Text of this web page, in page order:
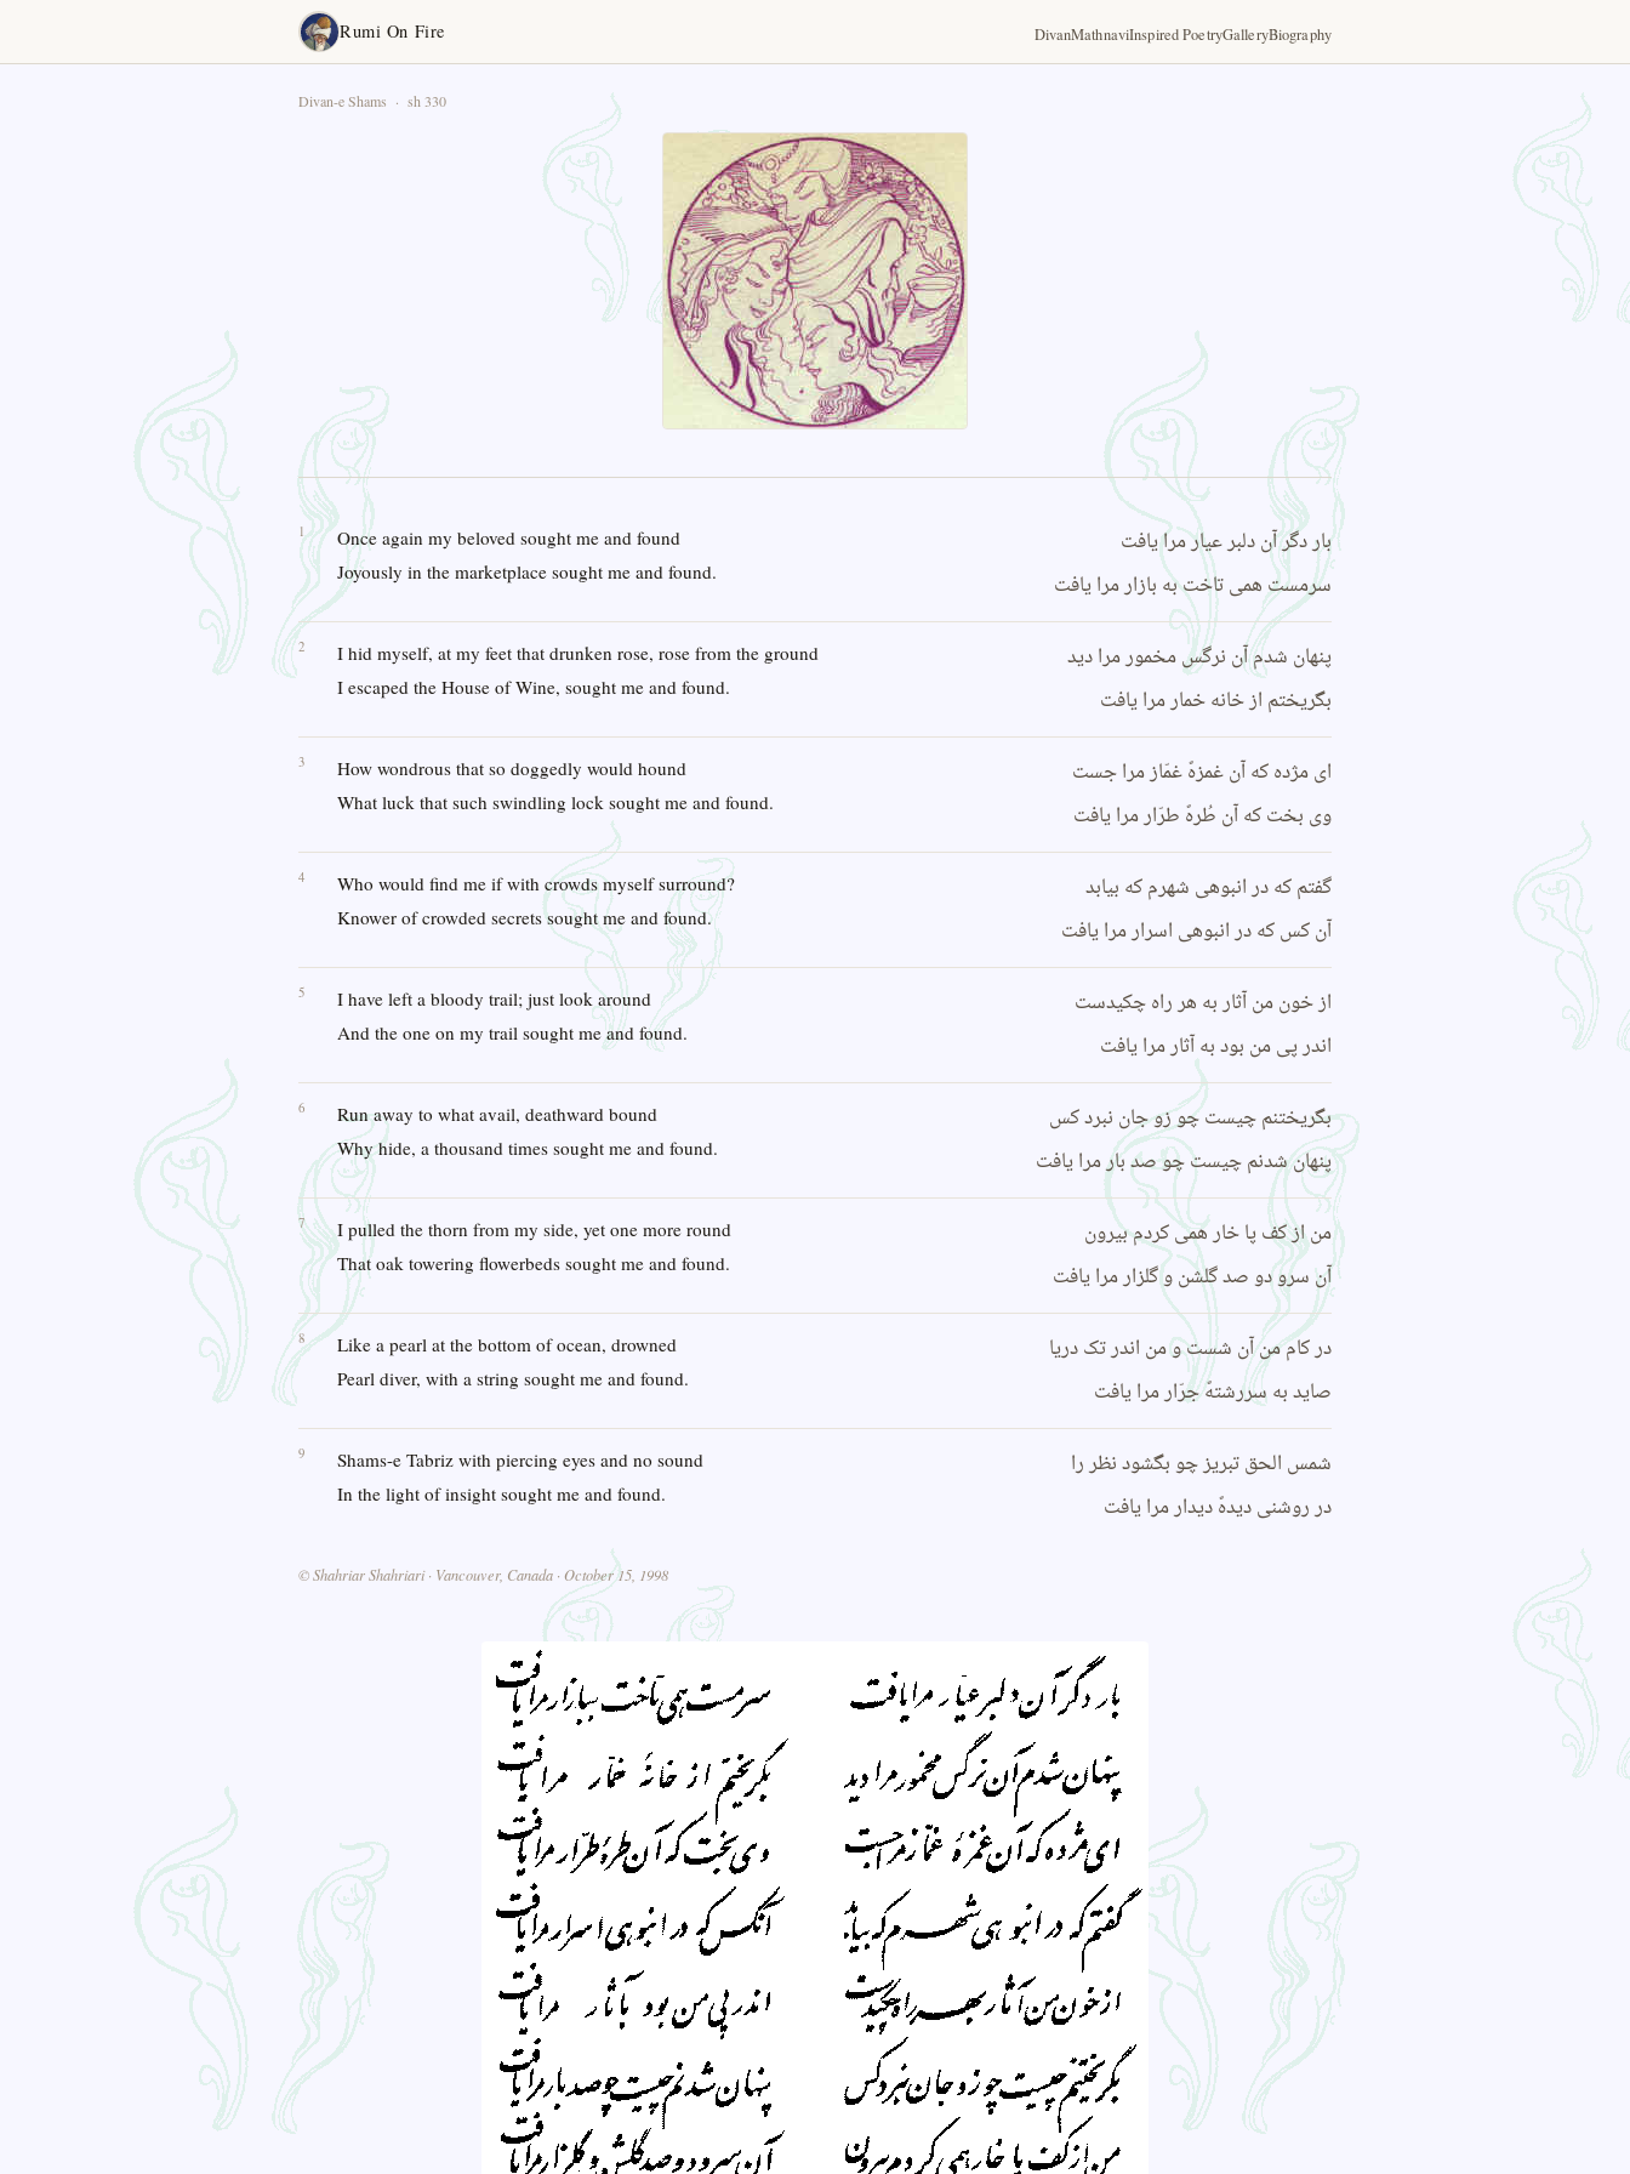
Rumi On Fire DivanMathnaviInspired PoetryGalleryBiography
Divan-e Shams · sh 330
1
Once again my beloved sought me and found
Joyously in the marketplace sought me and found.
بار دگر آن دلبر عیار مرا یافت
سرمست همی‌ تاخت به بازار مرا یافت
2
I hid myself, at my feet that drunken rose, rose from the ground
I escaped the House of Wine, sought me and found.
پنهان شدم آن نرگس مخمور مرا دید
بگریختم از خانه خمار مرا یافت
3
How wondrous that so doggedly would hound
What luck that such swindling lock sought me and found.
ای مژده که آن غمزهً غمّاز مرا جست
وی بخت که آن طُرهً طرّار مرا یافت
4
Who would find me if with crowds myself surround?
Knower of crowded secrets sought me and found.
گفتم که در انبوهی شهرم که بیابد
آن کس که در انبوهی اسرار مرا یافت
5
I have left a bloody trail; just look around
And the one on my trail sought me and found.
از خون من آثار به هر راه چکیدست
اندر پی من بود به آثار مرا یافت
6
Run away to what avail, deathward bound
Why hide, a thousand times sought me and found.
بگریختنم چیست چو زو جان نبرد کس
پنهان شدنم چیست چو صد بار مرا یافت
7
I pulled the thorn from my side, yet one more round
That oak towering flowerbeds sought me and found.
من از کف پا خار همی‌ کردم بیرون
آن سرو دو صد گلشن و گلزار مرا یافت
8
Like a pearl at the bottom of ocean, drowned
Pearl diver, with a string sought me and found.
در کام من آن شست و من اندر تک دریا
صاید به سررشتهً جرّار مرا یافت
9
Shams-e Tabriz with piercing eyes and no sound
In the light of insight sought me and found.
شمس الحق تبریز چو بگشود نظر را
در روشنی دیدهً دیدار مرا یافت
© Shahriar Shahriari · Vancouver, Canada · October 15, 1998